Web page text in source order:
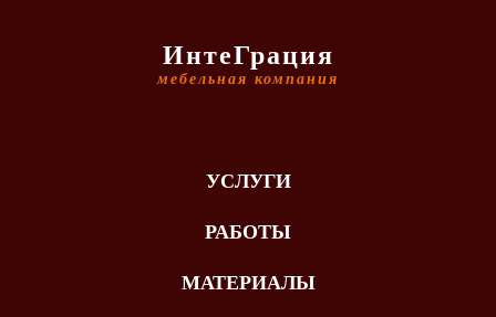
ИнтеГрация
мебельная компания
УСЛУГИ
РАБОТЫ
МАТЕРИАЛЫ